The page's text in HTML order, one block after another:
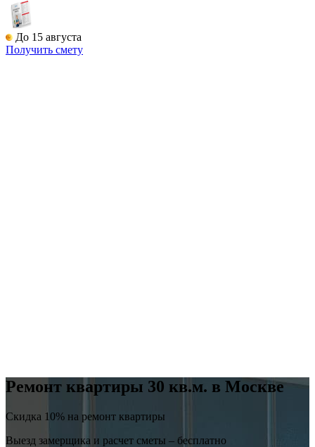
До 15 августа
Получить смету
Ремонт квартиры 30 кв.м. в Москве
Скидка 10% на ремонт квартиры
Выезд замерщика и расчет сметы – бесплатно